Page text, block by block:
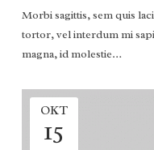
Morbi sagittis, sem quis
tortor, vel interdum mi
magna, id molestie…
OKT
15